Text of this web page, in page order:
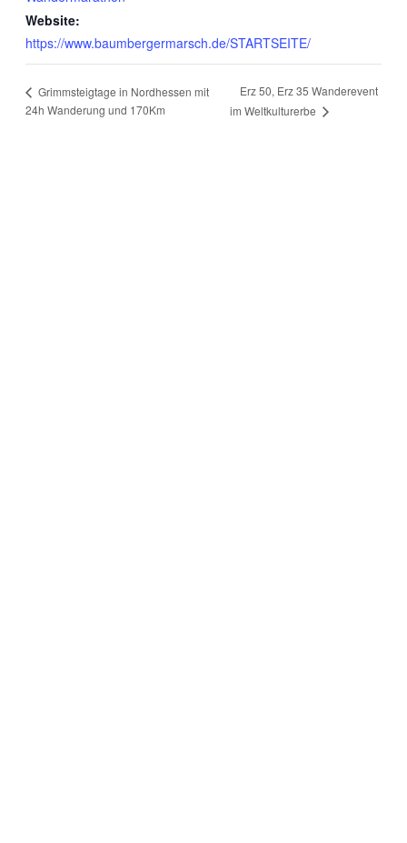
Website:
https://www.baumbergermarsch.de/STARTSEITE/
Grimmsteigtage in Nordhessen mit
24h Wanderung und 170Km
Erz 50, Erz 35 Wanderevent
im Weltkulturerbe